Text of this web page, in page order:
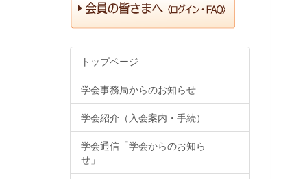
トップページ
学会事務局からのお知らせ
学会紹介（入会案内・手続）
学会通信「学会からのお知ら
せ」